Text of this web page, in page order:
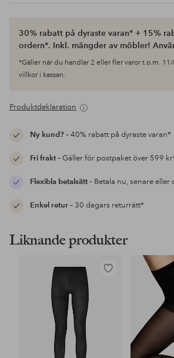
30% rabatt på dyraste varan* + 15%
ordern*. Inkl. mängder av möbler!
*Gäller när du handlar 2 eller fler varor t.o.m.
villkor i kassan.
Produktdeklaration
Ny kund?– 40% rabatt på dyraste varan*
Fri frakt– Gäller för postpaket över 599
Flexibla betalsätt– Betala nu, senare eller
Enkel retur– 30 dagars returrätt*
Liknande produkter
Lägg